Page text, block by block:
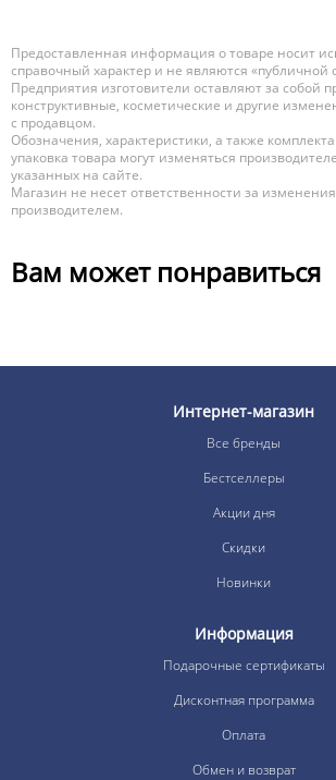
Предоставленная информация о товаре носит
справочный характер и не являются «публичной
Предприятия изготовители оставляют за собой
конструктивные, косметические и другие
с продавцом.
Обозначения, характеристики, а также
упаковка товара могут изменяться
указанных на сайте.
Магазин не несет ответственности за
производителем.
Вам может понравиться
Интернет-магазин
Все бренды
Бестселлеры
Акции дня
Скидки
Новинки
Информация
Подарочные сертификаты
Дисконтная программа
Оплата
Обмен и возврат